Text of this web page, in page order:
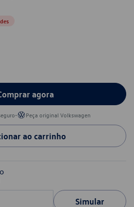
agora
• Peça original Volkswagen
ao carrinho
Simular